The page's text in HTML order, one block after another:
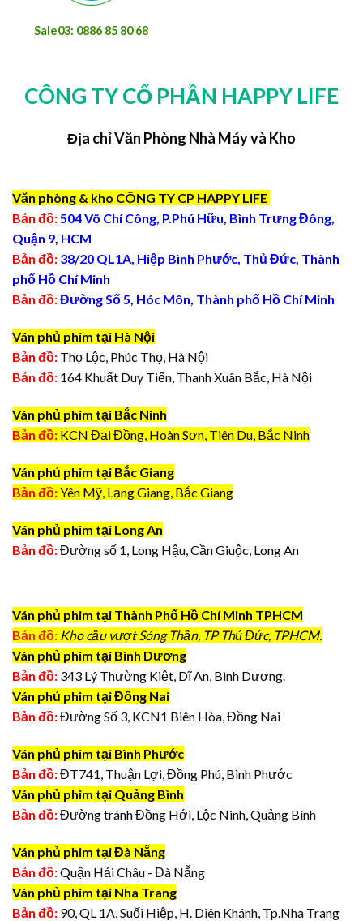
Sale03: 0886 85 80 68
CÔNG TY CỔ PHẦN HAPPY LIFE
Địa chỉ Văn Phòng Nhà Máy và Kho
Văn phòng & kho CÔNG TY CP HAPPY LIFE
Bản đồ:504 Võ Chí Công, P.Phú Hữu, Bình Trưng Đông,
Quận 9, HCM
Bản đồ: 38/20 QL1A, Hiệp Bình Phước, Thủ Đức, Thành
phố Hồ Chí Minh
Bản đồ:Đường Số 5, Hóc Môn, Thành phố Hồ Chí Minh
Ván phủ phim tại Hà Nội
Bản đồ: Thọ Lộc, Phúc Thọ, Hà Nội
Bản đồ: 164 Khuất Duy Tiến, Thanh Xuân Bắc, Hà Nội
Ván phủ phim tại Bắc Ninh
Bản đồ: KCN Đại Đồng, Hoàn Sơn, Tiên Du, Bắc Ninh
Ván phủ phim tại Bắc Giang
Bản đồ:Yên Mỹ, Lạng Giang, Bắc Giang
Ván phủ phim tại Long An
Bản đồ:Đường số 1, Long Hậu, Cần Giuộc, Long An
Ván phủ phim tại Thành Phố Hồ Chí Minh TPHCM
Bản đồ: Kho cầu vượt Sóng Thần, TP Thủ Đức, TPHCM.
Ván phủ phim tại Bình Dương
Bản đồ: 343 Lý Thường Kiệt, Dĩ An, Bình Dương.
Ván phủ phim tại Đồng Nai
Bản đồ:Đường Số 3, KCN1 Biên Hòa, Đồng Nai
Ván phủ phim tại Bình Phước
Bản đồ:ĐT741, Thuận Lợi, Đồng Phú, Bình Phước
Ván phủ phim tại Quảng Bình
Bản đồ:Đường tránh Đồng Hới, Lộc Ninh, Quảng Bình
Ván phủ phim tại Đà Nẵng
Bản đồ:Quận Hải Châu - Đà Nẵng
Ván phủ phim tại Nha Trang
Bản đồ: 90, QL 1A, Suối Hiệp, H. Diên Khánh, Tp.Nha Trang